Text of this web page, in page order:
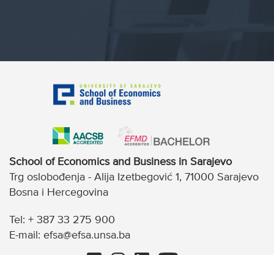
School of Economics and Business in Sarajevo
Trg oslobođenja - Alija Izetbegović 1, 71000 Sarajevo
Bosna i Hercegovina
Tel: + 387 33 275 900
E-mail: efsa@efsa.unsa.ba